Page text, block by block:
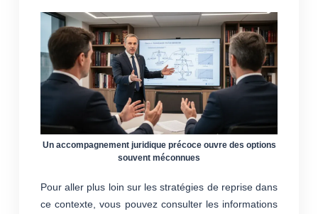
Un accompagnement juridique précoce ouvre des options
souvent méconnues
Pour aller plus loin sur les stratégies de reprise dans
ce contexte, vous pouvez consulter les informations